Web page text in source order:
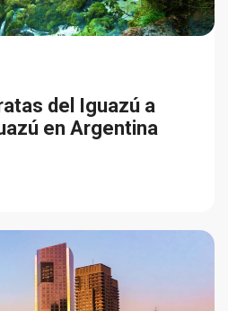
del Iguazú a
en Argentina